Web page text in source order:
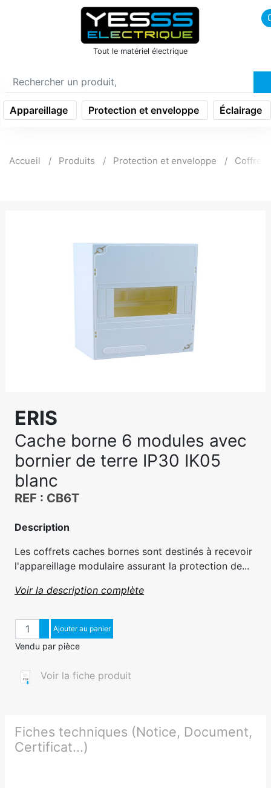
icon menu burger
Tout le matériel électrique
Appareillage Protection et enveloppe Éclairage
Accueil Produits Protection et enveloppe Coffret
ERIS
Cache borne 6 modules avec
bornier de terre IP30 IK05
blanc
REF : CB6T
Description
Les coffrets caches bornes sont destinés à recevoir
l'appareillage modulaire assurant la protection de...
Voir la description complète
QuantitéAugmenter quantité
Diminuer quantité
Ajouter au panier
Vendu par pièce
Voir la fiche produit
Fiches techniques (Notice, Document,
Certificat...)